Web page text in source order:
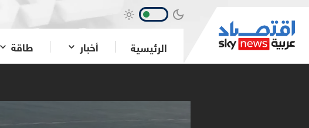
الرئيسية أخبار طاقة